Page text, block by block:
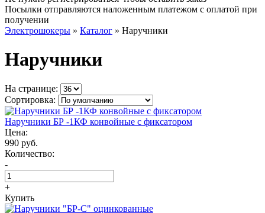
Посылки отправляются наложенным платежом с оплатой при
получении
Электрошокеры » Каталог » Наручники
Наручники
На странице:
Сортировка:
Наручники БР -1КФ конвойные с фиксатором
Цена:
990 руб.
Количество:
-
+
Купить